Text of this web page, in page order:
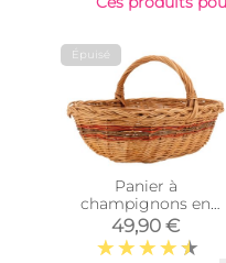
Épuisé
Panier à
champignons en
osier buff
49,90 €